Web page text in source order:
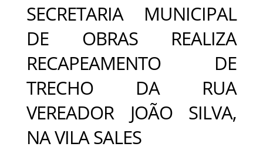
SECRETARIA MUNICIPAL
DE OBRAS REALIZA
RECAPEAMENTO DE
TRECHO DA RUA
VEREADOR JOÃO SILVA,
NA VILA SALES